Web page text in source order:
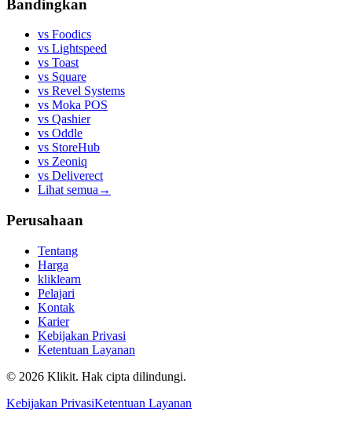
Bandingkan
vs Foodics
vs Lightspeed
vs Toast
vs Square
vs Revel Systems
vs Moka POS
vs Qashier
vs Oddle
vs StoreHub
vs Zeoniq
vs Deliverect
Lihat semua →
Perusahaan
Tentang
Harga
kliklearn
Pelajari
Kontak
Karier
Kebijakan Privasi
Ketentuan Layanan
© 2026 Klikit. Hak cipta dilindungi.
Kebijakan PrivasiKetentuan Layanan